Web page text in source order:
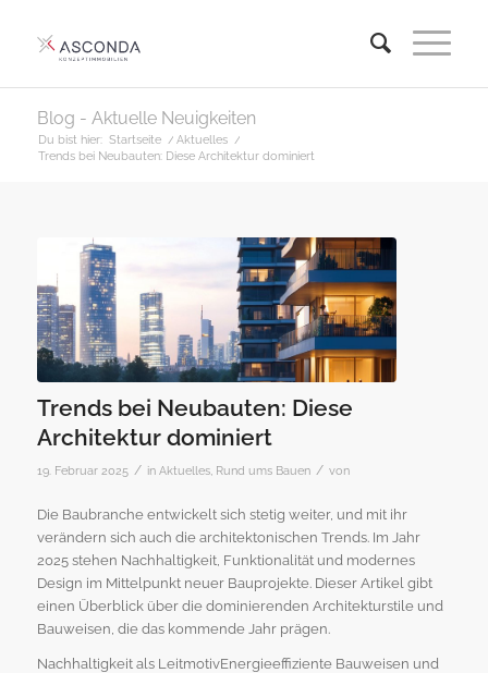
Blog - Aktuelle Neuigkeiten
Du bist hier: Startseite / Aktuelles /
Trends bei Neubauten: Diese Architektur dominiert
Trends bei Neubauten: Diese
Architektur dominiert
19. Februar 2025 / in Aktuelles, Rund ums Bauen / von
Die Baubranche entwickelt sich stetig weiter, und mit ihr
verändern sich auch die architektonischen Trends. Im Jahr
2025 stehen Nachhaltigkeit, Funktionalität und modernes
Design im Mittelpunkt neuer Bauprojekte. Dieser Artikel gibt
einen Überblick über die dominierenden Architekturstile und
Bauweisen, die das kommende Jahr prägen.
Nachhaltigkeit als LeitmotivEnergieeffiziente Bauweisen und